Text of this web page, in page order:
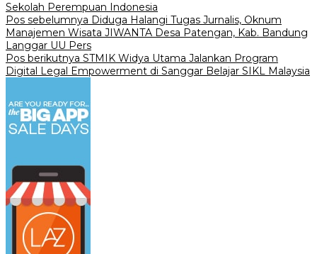
Sekolah Perempuan Indonesia
Navigasi
pos
Pos sebelumnya Diduga Halangi Tugas Jurnalis, Oknum
Manajemen Wisata JIWANTA Desa Patengan, Kab. Bandung
Langgar UU Pers
Pos berikutnya STMIK Widya Utama Jalankan Program
Digital Legal Empowerment di Sanggar Belajar SIKL Malaysia